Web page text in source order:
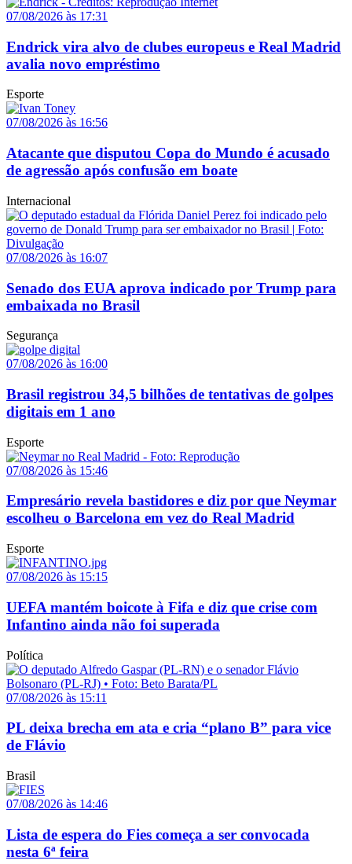
07/08/2026 às 17:31
Endrick vira alvo de clubes europeus e Real Madrid
avalia novo empréstimo
Esporte
07/08/2026 às 16:56
Atacante que disputou Copa do Mundo é acusado
de agressão após confusão em boate
Internacional
07/08/2026 às 16:07
Senado dos EUA aprova indicado por Trump para
embaixada no Brasil
Segurança
07/08/2026 às 16:00
Brasil registrou 34,5 bilhões de tentativas de golpes
digitais em 1 ano
Esporte
07/08/2026 às 15:46
Empresário revela bastidores e diz por que Neymar
escolheu o Barcelona em vez do Real Madrid
Esporte
07/08/2026 às 15:15
UEFA mantém boicote à Fifa e diz que crise com
Infantino ainda não foi superada
Política
07/08/2026 às 15:11
PL deixa brecha em ata e cria “plano B” para vice
de Flávio
Brasil
07/08/2026 às 14:46
Lista de espera do Fies começa a ser convocada
nesta 6ª feira